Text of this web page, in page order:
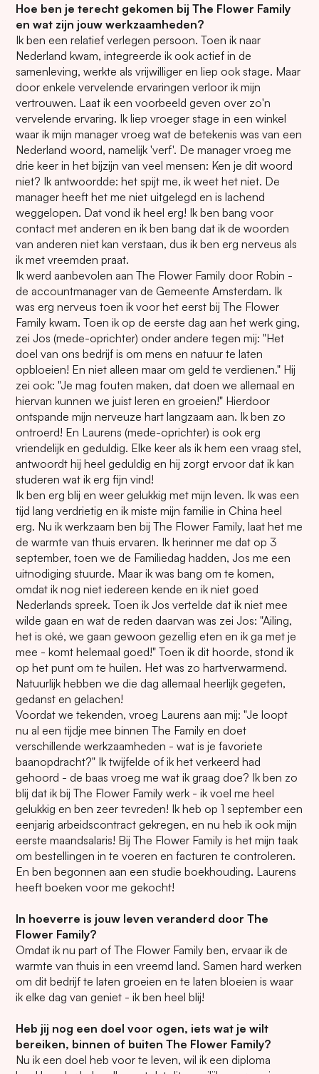
Hoe ben je terecht gekomen bij The Flower Family
en wat zijn jouw werkzaamheden?
Ik ben een relatief verlegen persoon. Toen ik naar
Nederland kwam, integreerde ik ook actief in de
samenleving, werkte als vrijwilliger en liep ook stage. Maar
door enkele vervelende ervaringen verloor ik mijn
vertrouwen. Laat ik een voorbeeld geven over zo'n
vervelende ervaring. Ik liep vroeger stage in een winkel
waar ik mijn manager vroeg wat de betekenis was van een
Nederland woord, namelijk 'verf'. De manager vroeg me
drie keer in het bijzijn van veel mensen: Ken je dit woord
niet? Ik antwoordde: het spijt me, ik weet het niet. De
manager heeft het me niet uitgelegd en is lachend
weggelopen. Dat vond ik heel erg! Ik ben bang voor
contact met anderen en ik ben bang dat ik de woorden
van anderen niet kan verstaan, dus ik ben erg nerveus als
ik met vreemden praat.
Ik werd aanbevolen aan The Flower Family door Robin -
de accountmanager van de Gemeente Amsterdam. Ik
was erg nerveus toen ik voor het eerst bij The Flower
Family kwam. Toen ik op de eerste dag aan het werk ging,
zei Jos (mede-oprichter) onder andere tegen mij: "Het
doel van ons bedrijf is om mens en natuur te laten
opbloeien! En niet alleen maar om geld te verdienen." Hij
zei ook: "Je mag fouten maken, dat doen we allemaal en
hiervan kunnen we juist leren en groeien!" Hierdoor
ontspande mijn nerveuze hart langzaam aan. Ik ben zo
ontroerd! En Laurens (mede-oprichter) is ook erg
vriendelijk en geduldig. Elke keer als ik hem een vraag stel,
antwoordt hij heel geduldig en hij zorgt ervoor dat ik kan
studeren wat ik erg fijn vind!
Ik ben erg blij en weer gelukkig met mijn leven. Ik was een
tijd lang verdrietig en ik miste mijn familie in China heel
erg. Nu ik werkzaam ben bij The Flower Family, laat het me
de warmte van thuis ervaren. Ik herinner me dat op 3
september, toen we de Familiedag hadden, Jos me een
uitnodiging stuurde. Maar ik was bang om te komen,
omdat ik nog niet iedereen kende en ik niet goed
Nederlands spreek. Toen ik Jos vertelde dat ik niet mee
wilde gaan en wat de reden daarvan was zei Jos: "Ailing,
het is oké, we gaan gewoon gezellig eten en ik ga met je
mee - komt helemaal goed!" Toen ik dit hoorde, stond ik
op het punt om te huilen. Het was zo hartverwarmend.
Natuurlijk hebben we die dag allemaal heerlijk gegeten,
gedanst en gelachen!
Voordat we tekenden, vroeg Laurens aan mij: "Je loopt
nu al een tijdje mee binnen The Family en doet
verschillende werkzaamheden - wat is je favoriete
baanopdracht?" Ik twijfelde of ik het verkeerd had
gehoord - de baas vroeg me wat ik graag doe? Ik ben zo
blij dat ik bij The Flower Family werk - ik voel me heel
gelukkig en ben zeer tevreden! Ik heb op 1 september een
eenjarig arbeidscontract gekregen, en nu heb ik ook mijn
eerste maandsalaris! Bij The Flower Family is het mijn taak
om bestellingen in te voeren en facturen te controleren.
En ben begonnen aan een studie boekhouding. Laurens
heeft boeken voor me gekocht!
In hoeverre is jouw leven veranderd door The
Flower Family?
Omdat ik nu part of The Flower Family ben, ervaar ik de
warmte van thuis in een vreemd land. Samen hard werken
om dit bedrijf te laten groeien en te laten bloeien is waar
ik elke dag van geniet - ik ben heel blij!
Heb jij nog een doel voor ogen, iets wat je wilt
bereiken, binnen of buiten The Flower Family?
Nu ik een doel heb voor te leven, wil ik een diploma